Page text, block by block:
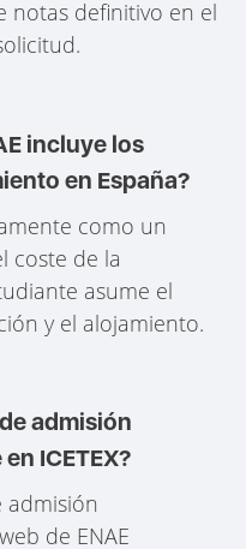
notas definitivo en el
incluye los
en España?
como un
coste de la
asume el
y el alojamiento.
admisión
ICETEX?
admisión
de ENAE